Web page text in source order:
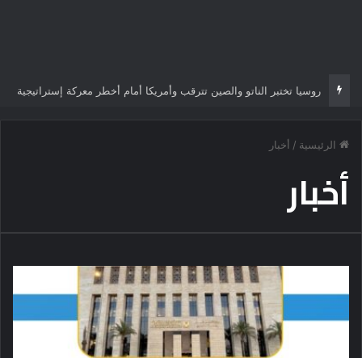
روسيا تختبر الناتو والصين تترقب وأمريكا أمام أخطر معركة إستراتيجية
الرئيسية / أخبار
أخبار